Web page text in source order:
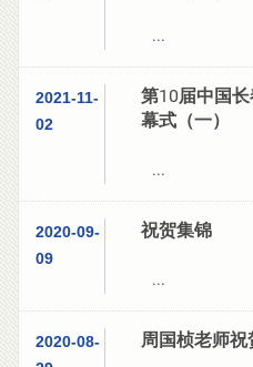
...
2021-11-
02
第10届中国
幕式（一）
...
2020-09-
09
祝贺集锦
...
2020-08-
周国桢老师